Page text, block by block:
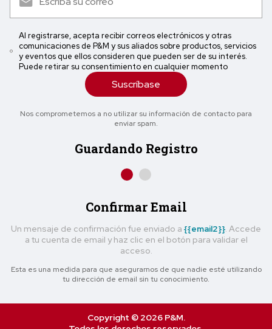
Al registrarse, acepta recibir correos electrónicos y otras
comunicaciones de P&M y sus aliados sobre productos, servicios
y eventos que ellos consideren que pueden ser de su interés.
Puede retirar su consentimiento en cualquier momento
Suscríbase
Nos comprometemos a no utilizar su información de contacto para
enviar spam.
Guardando Registro
Confirmar Email
Un mensaje de confirmación fue enviado a {{email2}}. Accede
a tu cuenta de email y haz clic en el botón para validar el
acceso.
Esta es una medida para que asegurarnos de que nadie esté utilizando
tu dirección de email sin tu conocimiento.
Copyright © 2026 P&M.